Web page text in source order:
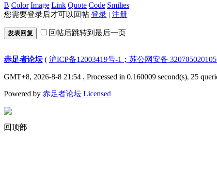
B Color Image Link Quote Code Smilies
您需要登录后才可以回帖 登录 | 注册
发表回复 回帖后跳转到最后一页
赤足者论坛( 沪ICP备12003419号-1；苏公网安备
GMT+8, 2026-8-8 21:54 , Processed in 0.160009 second(s), 25
Powered by 赤足者论坛 Licensed
回顶部